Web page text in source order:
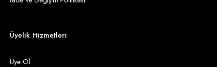
Üyelik Hizmetleri
Üye Ol